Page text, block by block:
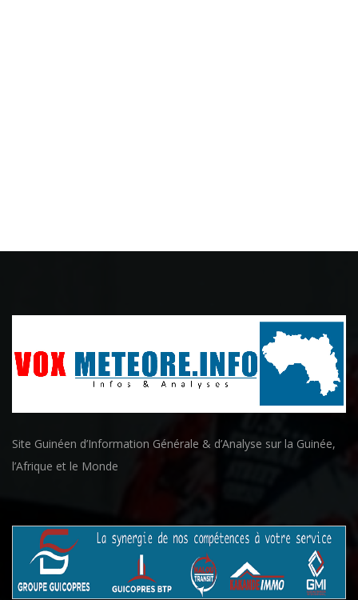
Site Guinéen d’Information Générale & d’Analyse sur la Guinée,
l’Afrique et le Monde